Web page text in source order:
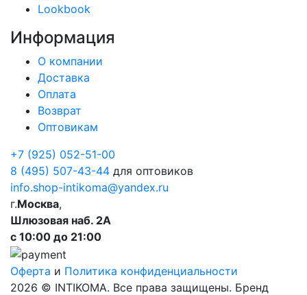
Lookbook
Информация
О компании
Доставка
Оплата
Возврат
Оптовикам
+7 (925) 052-51-00
8 (495) 507-43-44 для оптовиков
info.shop-intikoma@yandex.ru
г.Москва,
Шлюзовая наб. 2А
с 10:00 до 21:00
Оферта и Политика конфиденциальности
2026 © INTIKOMA. Все права защищены. Бренд